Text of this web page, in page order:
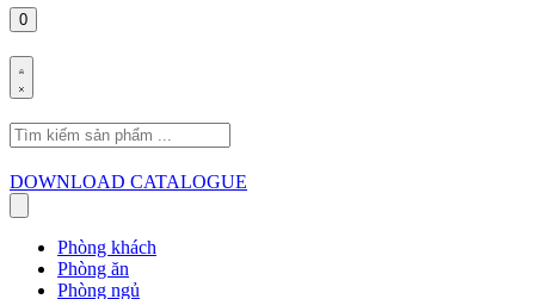
0
Search
for:
DOWNLOAD CATALOGUE
Phòng khách
Phòng ăn
Phòng ngủ